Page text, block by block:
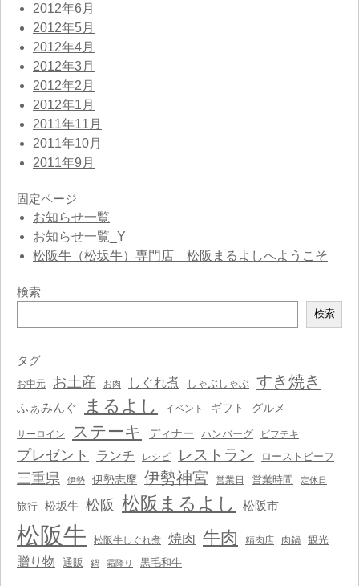
2012年6月
2012年5月
2012年4月
2012年3月
2012年2月
2012年1月
2011年11月
2011年10月
2011年9月
固定ページ
お知らせ一覧
お知らせ一覧_Y
松阪牛（松坂牛）専門店 松阪まるよしへようこそ
検索
索
検索
タグ
お中元 お土産 お肉 しぐれ煮 しゃぶしゃぶ すき焼き
ふぁみんぐ まるよし イベント ギフト グルメ
サーロイン ステーキ ディナー ハンバーグ ビフテキ
プレゼント ランチ レシピ レストラン ローストビーフ
三重県 伊勢 伊勢志摩 伊勢神宮 営業日 営業時間 定休日
旅行 松坂牛 松阪 松阪まるよし 松阪市
松阪牛 松阪牛しぐれ煮 焼肉 牛肉 精肉店 肉鍋 観光
贈り物 通販 鍋 霜降り 黒毛和牛